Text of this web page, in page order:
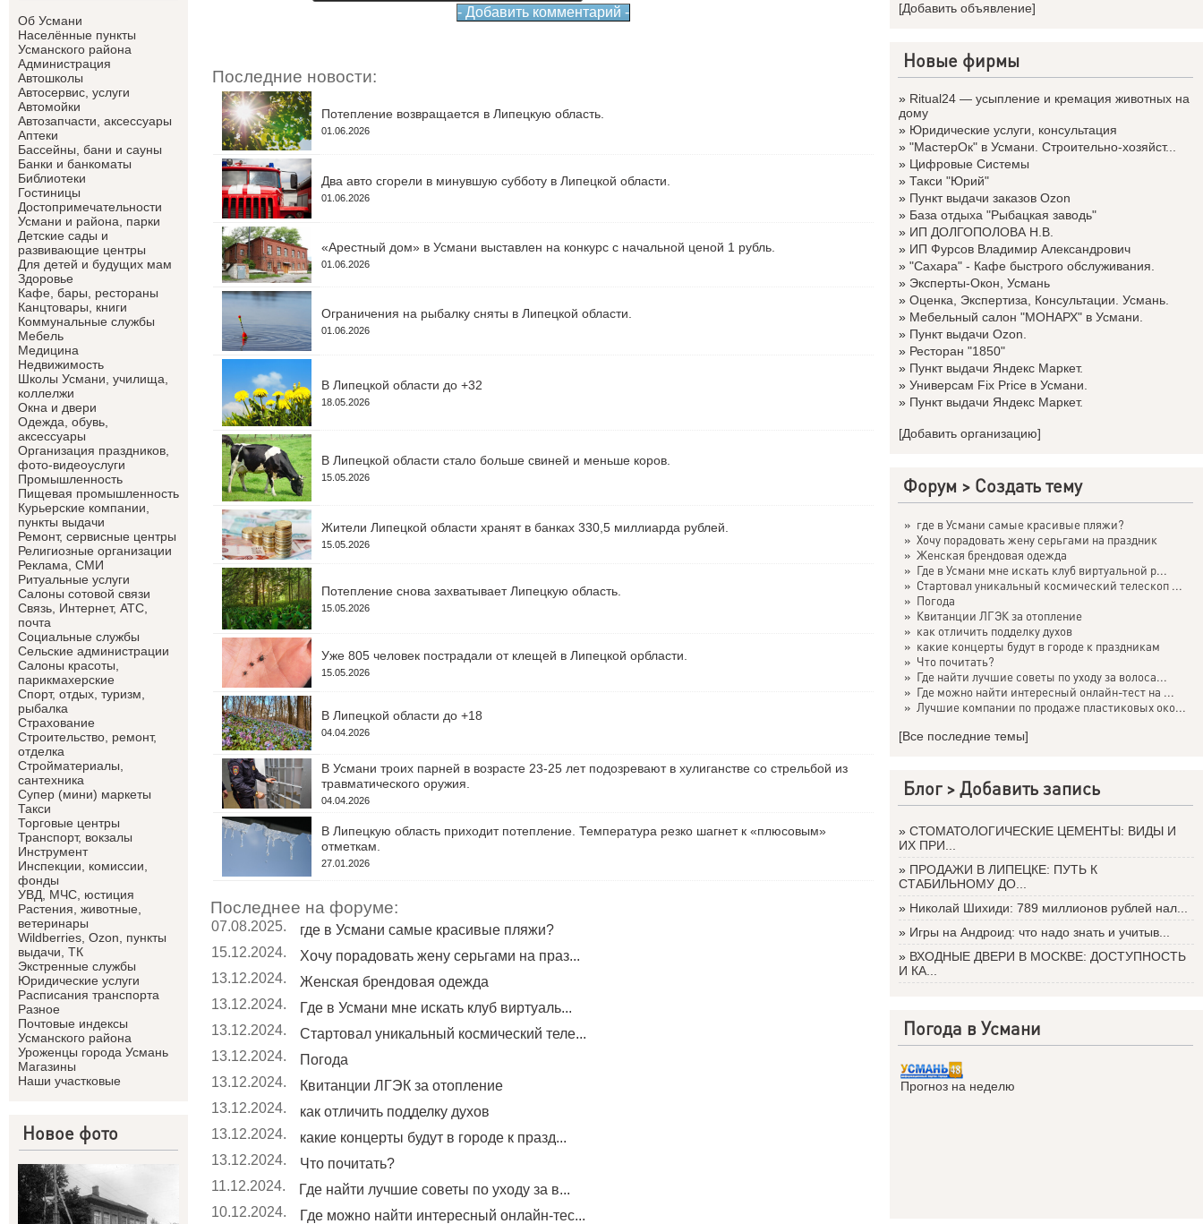
Об Усмани
Населённые пункты
Усманского района
Администрация
Автошколы
Автосервис, услуги
Автомойки
Автозапчасти, аксессуары
Аптеки
Бассейны, бани и сауны
Банки и банкоматы
Библиотеки
Гостиницы
Достопримечательности
Усмани и района, парки
Детские сады и
развивающие центры
Для детей и будущих мам
Здоровье
Кафе, бары, рестораны
Канцтовары, книги
Коммунальные службы
Мебель
Медицина
Недвижимость
Школы Усмани, училища,
коллелжи
Окна и двери
Одежда, обувь,
аксессуары
Организация праздников,
фото-видеоуслуги
Промышленность
Пищевая промышленность
Курьерские компании,
пункты выдачи
Ремонт, сервисные центры
Религиозные организации
Реклама, СМИ
Ритуальные услуги
Салоны сотовой связи
Связь, Интернет, АТС,
почта
Социальные службы
Сельские администрации
Салоны красоты,
парикмахерские
Спорт, отдых, туризм,
рыбалка
Страхование
Строительство, ремонт,
отделка
Cтройматериалы,
сантехника
Супер (мини) маркеты
Такси
Торговые центры
Транспорт, вокзалы
Инструмент
Инспекции, комиссии,
фонды
УВД, МЧС, юстиция
Растения, животные,
ветеринары
Wildberries, Ozon, пункты
выдачи, ТК
Экстренные службы
Юридические услуги
Расписания транспорта
Разное
Почтовые индексы
Усманского района
Уроженцы города Усмань
Магазины
Наши участковые
Новое фото
Последние новости:
Потепление возвращается в Липецкую область.
01.06.2026
Два авто сгорели в минувшую субботу в Липецкой области.
01.06.2026
«Арестный дом» в Усмани выставлен на конкурс с начальной ценой 1 рубль.
01.06.2026
Ограничения на рыбалку сняты в Липецкой области.
01.06.2026
В Липецкой области до +32
18.05.2026
В Липецкой области стало больше свиней и меньше коров.
15.05.2026
Жители Липецкой области хранят в банках 330,5 миллиарда рублей.
15.05.2026
Потепление снова захватывает Липецкую область.
15.05.2026
Уже 805 человек пострадали от клещей в Липецкой орбласти.
15.05.2026
В Липецкой области до +18
04.04.2026
В Усмани троих парней в возрасте 23-25 лет подозревают в хулиганстве со стрельбой из
травматического оружия.
04.04.2026
В Липецкую область приходит потепление. Температура резко шагнет к «плюсовым»
отметкам.
27.01.2026
Последнее на форуме:
07.08.2025.
где в Усмани самые красивые пляжи?
15.12.2024.
Хочу порадовать жену серьгами на праз...
13.12.2024.
Женская брендовая одежда
13.12.2024.
Где в Усмани мне искать клуб виртуаль...
13.12.2024.
Стартовал уникальный космический теле...
13.12.2024.
Погода
13.12.2024.
Квитанции ЛГЭК за отопление
13.12.2024.
как отличить подделку духов
13.12.2024.
какие концерты будут в городе к празд...
13.12.2024.
Что почитать?
11.12.2024.
Где найти лучшие советы по уходу за в...
10.12.2024.
Где можно найти интересный онлайн-тес...
[Добавить объявление]
Новые фирмы
» Ritual24 — усыпление и кремация животных на
дому
» Юридические услуги, консультация
» "МастерОк" в Усмани. Строительно-хозяйст...
» Цифровые Системы
» Такси "Юрий"
» Пункт выдачи заказов Ozon
» База отдыха "Рыбацкая заводь"
» ИП ДОЛГОПОЛОВА Н.В.
» ИП Фурсов Владимир Александрович
» "Сахара" - Кафе быстрого обслуживания.
» Эксперты-Окон, Усмань
» Оценка, Экспертиза, Консультации. Усмань.
» Мебельный салон "МОНАРХ" в Усмани.
» Пункт выдачи Ozon.
» Ресторан "1850"
» Пункт выдачи Яндекс Маркет.
» Универсам Fix Price в Усмани.
» Пункт выдачи Яндекс Маркет.
[Добавить организацию]
Форум > Создать тему
» где в Усмани самые красивые пляжи?
» Хочу порадовать жену серьгами на праздник
» Женская брендовая одежда
» Где в Усмани мне искать клуб виртуальной р...
» Стартовал уникальный космический телескоп ...
» Погода
» Квитанции ЛГЭК за отопление
» как отличить подделку духов
» какие концерты будут в городе к праздникам
» Что почитать?
» Где найти лучшие советы по уходу за волоса...
» Где можно найти интересный онлайн-тест на ...
» Лучшие компании по продаже пластиковых око...
[Все последние темы]
Блог >Добавить запись
» СТОМАТОЛОГИЧЕСКИЕ ЦЕМЕНТЫ: ВИДЫ И
ИХ ПРИ...
» ПРОДАЖИ В ЛИПЕЦКЕ: ПУТЬ К
СТАБИЛЬНОМУ ДО...
» Николай Шихиди: 789 миллионов рублей нал...
» Игры на Андроид: что надо знать и учитыв...
» ВХОДНЫЕ ДВЕРИ В МОСКВЕ: ДОСТУПНОСТЬ
И КА...
Погода в Усмани
Прогноз на неделю